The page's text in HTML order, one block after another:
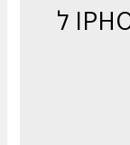
ממיר תצוגה מ IPHONE \ IPAD ל